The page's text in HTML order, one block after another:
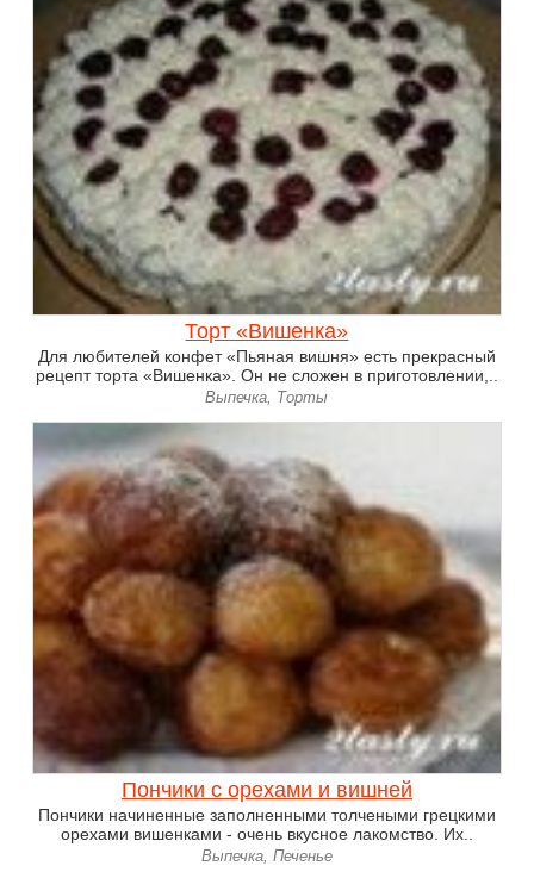
Торт «Вишенка»
Для любителей конфет «Пьяная вишня» есть прекрасный
рецепт торта «Вишенка». Он не сложен в приготовлении,..
Выпечка, Торты
Пончики с орехами и вишней
Пончики начиненные заполненными толчеными грецкими
орехами вишенками - очень вкусное лакомство. Их..
Выпечка, Печенье